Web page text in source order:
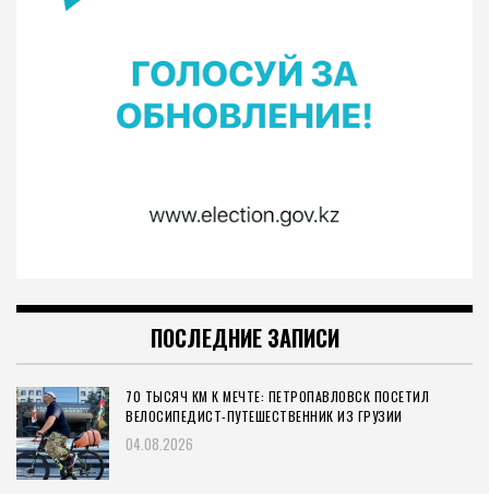
ПОСЛЕДНИЕ ЗАПИСИ
70 ТЫСЯЧ КМ К МЕЧТЕ: ПЕТРОПАВЛОВСК ПОСЕТИЛ
ВЕЛОСИПЕДИСТ-ПУТЕШЕСТВЕННИК ИЗ ГРУЗИИ
04.08.2026